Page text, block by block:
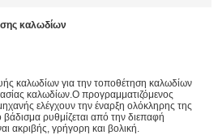
καλωδίων
καλωδίων για την τοποθέτηση καλωδίων
καλωδίων.Ο προγραμματιζόμενος
ελέγχουν την έναρξη ολόκληρης της
ρυθμίζεται από την διεπαφή
ακριβής, γρήγορη και βολική.